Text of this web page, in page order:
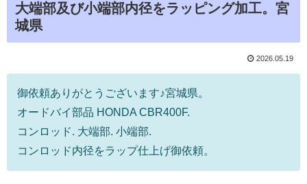
大端部及び小端部内径をラッピング加工。宮
城県
2026.05.19
御依頼ありがとうございます♪宮城県。
オードバイ部品 HONDA CBR400F.
コンロッド. 大端部. 小端部.
コンロッド内径をラップ仕上げ御依頼。